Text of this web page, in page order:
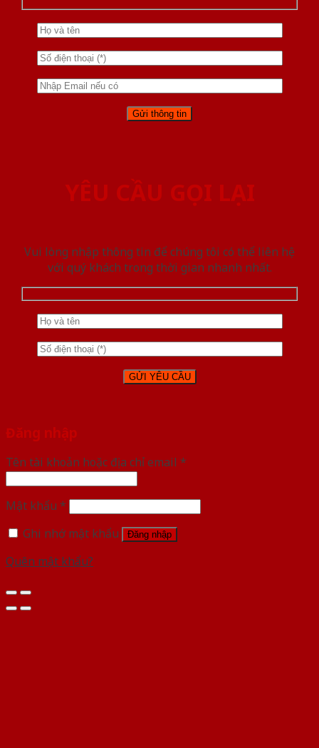
YÊU CẦU GỌI LẠI
Vui lòng nhập thông tin để chúng tôi có thể liên hệ
với quý khách trong thời gian nhanh nhất.
Đăng nhập
Tên tài khoản hoặc địa chỉ email *
Mật khẩu *
Ghi nhớ mật khẩu
Đăng nhập
Quên mật khẩu?